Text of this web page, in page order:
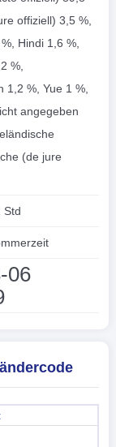
offiziell) 3,5 %,
Hindi 1,6 %,
%,
1,2 %, Yue 1 %,
angegeben
(de jure
Std
06